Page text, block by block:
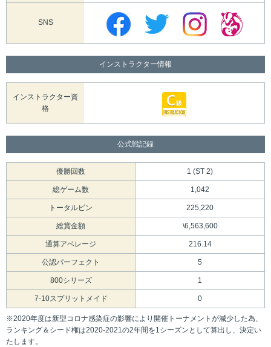
SNS
インストラクター情報
インストラクター資
格
公式戦記録
優勝回数 1 (ST 2)
総ゲーム数 1,042
トータルピン 225,220
総賞金額 \6,563,600
通算アベレージ 216.14
公認パーフェクト 5
800シリーズ 1
7-10スプリットメイド 0
※2020年度は新型コロナ感染症の影響により開催トーナメントが減少した為、
ランキング＆シード権は2020-2021の2年間を1シーズンとして算出し、決定い
たします。